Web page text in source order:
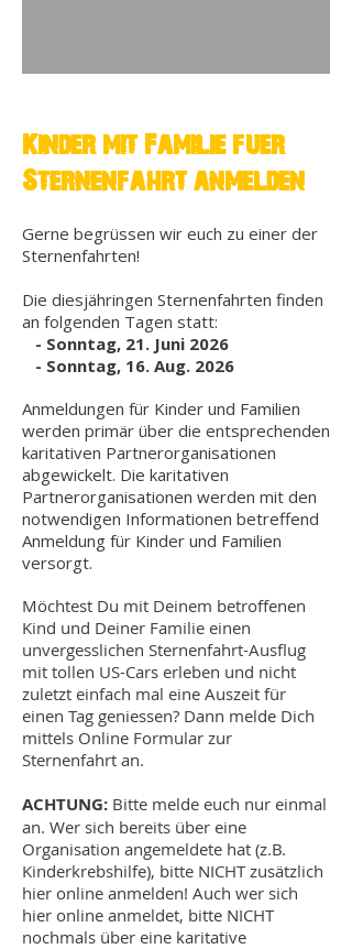
Kinder mit Familie fuer
Sternenfahrt anmelden​
Gerne begrüssen wir euch zu einer der
Sternenfahrten!
Die diesjähringen Sternenfahrten finden
an folgenden Tagen statt:
- Sonntag, 21. Juni 2026
- Sonntag, 16. Aug. 2026
Anmeldungen für Kinder und Familien
werden primär über die entsprechenden
karitativen Partnerorganisationen
abgewickelt. Die karitativen
Partnerorganisationen werden mit den
notwendigen Informationen betreffend
Anmeldung für Kinder und Familien
versorgt.
Möchtest Du mit Deinem betroffenen
Kind und Deiner Familie einen
unvergesslichen Sternenfahrt-Ausflug
mit tollen US-Cars erleben und nicht
zuletzt einfach mal eine Auszeit für
einen Tag geniessen? Dann melde Dich
mittels Online Formular zur
Sternenfahrt an.
ACHTUNG: Bitte melde euch nur einmal
an. Wer sich bereits über eine
Organisation angemeldete hat (z.B.
Kinderkrebshilfe), bitte NICHT zusätzlich
hier online anmelden! Auch wer sich
hier online anmeldet, bitte NICHT
nochmals über eine karitative